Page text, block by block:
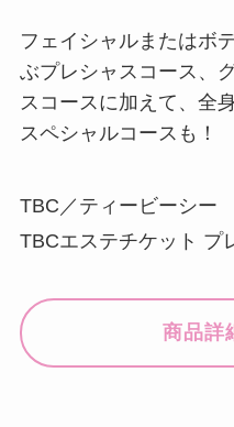
フェイシャルまたはボ
ぶプレシャスコース、
スコースに加えて、全
スペシャルコースも！
TBC／ティービーシー
TBCエステチケット プ
商品詳